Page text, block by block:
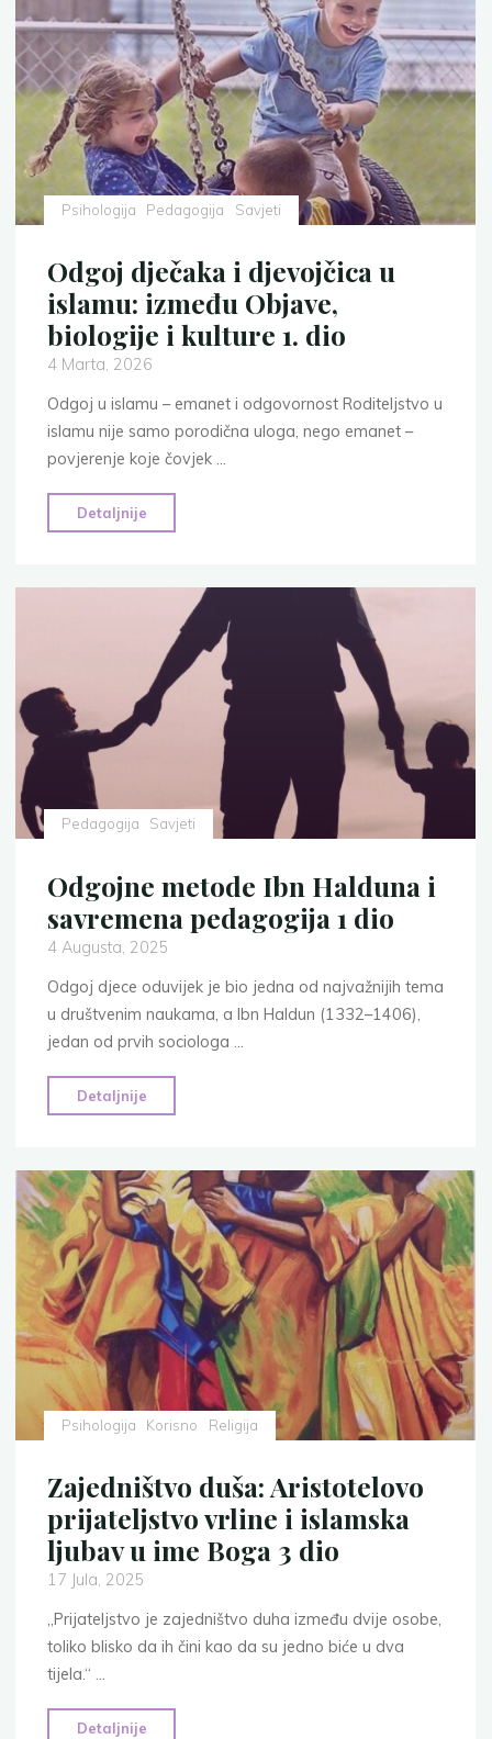
invaliditetom
1
dio:
Islamski
pristup"
Psihologija Pedagogija Savjeti
Odgoj dječaka i djevojčica u
islamu: između Objave,
biologije i kulture 1. dio
4 Marta, 2026
Odgoj u islamu – emanet i odgovornost Roditeljstvo u
islamu nije samo porodična uloga, nego emanet –
povjerenje koje čovjek …
Detaljnije
dječaka
djevojčica
islamu:
između
Objave,
1.
Pedagogija Savjeti
Odgojne metode Ibn Halduna i
savremena pedagogija 1 dio
4 Augusta, 2025
Odgoj djece oduvijek je bio jedna od najvažnijih tema
u društvenim naukama, a Ibn Haldun (1332–1406),
jedan od prvih sociologa …
Detaljnije
metode
Halduna
i
savremena
pedagogija
1
dio"
Psihologija Korisno Religija
Zajedništvo duša: Aristotelovo
prijateljstvo vrline i islamska
ljubav u ime Boga 3 dio
17 Jula, 2025
„Prijateljstvo je zajedništvo duha između dvije osobe,
toliko blisko da ih čini kao da su jedno biće u dva
tijela.“ …
Detaljnije